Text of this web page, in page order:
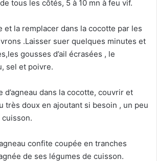
de tous les côtés, 5 à 10 mn à feu vif.
et la remplacer dans la cocotte par les
.Laisser suer quelques minutes et
gousses d’ail écrasées , le
sel et poivre.
d’agneau dans la cocotte, couvrir et
très doux en ajoutant si besoin , un peu
cuisson.
confite coupée en tranches
de ses légumes de cuisson.